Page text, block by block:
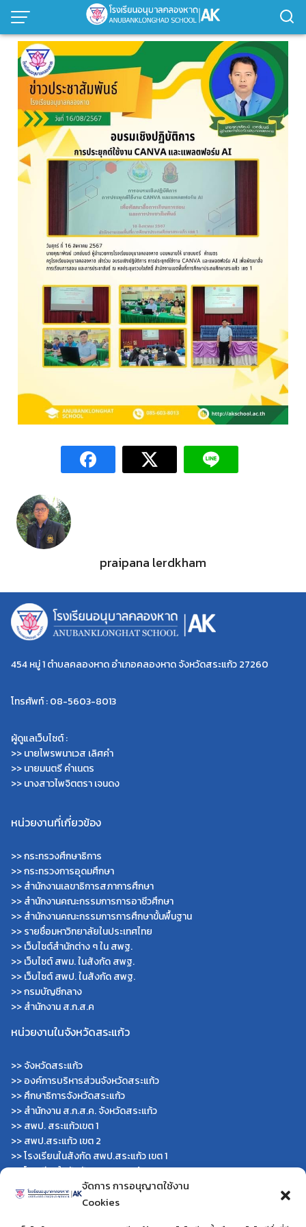
จัดการ การอนุญาตใช้งาน
Cookies
praipana lerdkham
454 หมู่ 1 ตำบลคลองหาด อำเภอคลองหาด จังหวัดสระแก้ว 27260
โทรศัพท์ : 08-5603-8013
ผู้ดูแลเว็บไซต์ :
>> นายไพรพนาเวส เลิศคำ
>> นายมนตรี คำเนตร
>> นางสาวไพจิตตรา เจนดง
หน่วยงานที่เกี่ยวข้อง
>>กระทรวงศึกษาธิการ
>>กระทรวงการอุดมศึกษา
>>สำนักงานเลขาธิการสภาการศึกษา
>>สำนักงานคณะกรรมการการอาชีวศึกษา
>>สำนักงานคณะกรรมการการศึกษาขั้นพื้นฐาน
>>รายชื่อมหาวิทยาลัยในประเทศไทย
>>เว็บไซต์สำนักต่าง ๆ ใน สพฐ.
>>เว็บไซต์ สพม. ในสังกัด สพฐ.
>>เว็บไซต์ สพป. ในสังกัด สพฐ.
>>กรมบัญชีกลาง
>>สำนักงาน ส.ก.ส.ค
หน่วยงานในจังหวัดสระแก้ว
>>จังหวัดสระแก้ว
>>องค์การบริหารส่วนจังหวัดสระแก้ว
>>ศึกษาธิการจังหวัดสระแก้ว
>>สำนักงาน ส.ก.ส.ค. จังหวัดสระแก้ว
>>สพป. สระแก้วเขต 1
>>สพป.สระแก้ว เขต 2
>>โรงเรียนในสังกัด สพป.สระแก้ว เขต 1
>>โรงเรียนในสังกัด สพป.สระแก้ว เขต 2
>>วิทยาลัยเทคนิคสระแก้ว
>> วิทยาลัยเทคนิควังน้ำเย็น